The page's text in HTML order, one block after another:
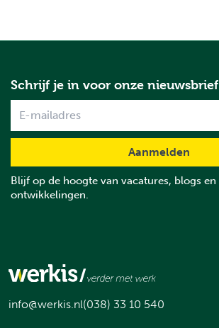
Schrijf je in voor onze nieuwsbrief
Blijf op de hoogte van vacatures, blogs en
ontwikkelingen.
info@werkis.nl(038) 33 10 540